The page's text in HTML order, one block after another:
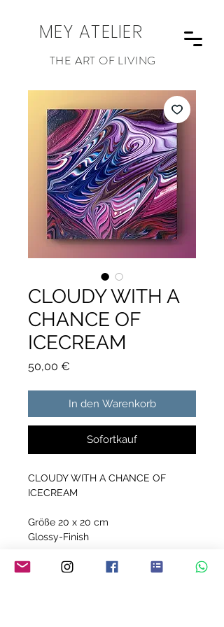
MEY ATELIER
THE ART OF LIVING
CLOUDY WITH A
CHANCE OF
ICECREAM
50,00 €
In den Warenkorb
Sofortkauf
CLOUDY WITH A CHANCE OF
ICECREAM
Größe 20 x 20 cm
Glossy-Finish
Acrylmalerei auf Keilrahmen